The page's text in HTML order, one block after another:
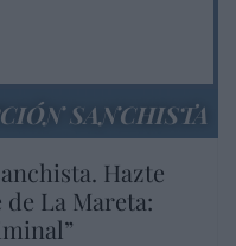
SANCHISTA
Hazte
La Mareta: